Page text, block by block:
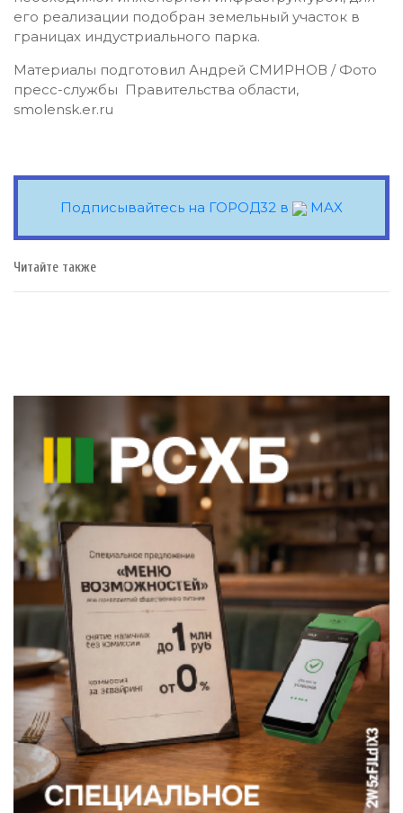
его реализации подобран земельный участок в
границах индустриального парка.
Материалы подготовил Андрей СМИРНОВ / Фото
пресс-службы Правительства области,
smolensk.er.ru
Подписывайтесь на ГОРОД32 в MAX
Читайте также